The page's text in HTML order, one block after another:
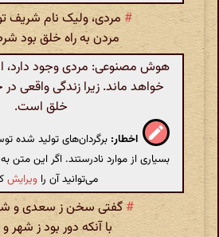
# مردی، ولیک نام شریف
مردن به راه خلق بود
هوش مصنوعی: مردی وجود دارد،
خواهد ماند. زیرا زندگی واقعی
خلق است.
اخطار: برگردان‌های تولید
بسیاری از موارد نادرستند. اگر این متن
می‌توانید آن را ویرایش
# گفتی سخن ز سعدی و
با آنکه دور بود ز شهر و